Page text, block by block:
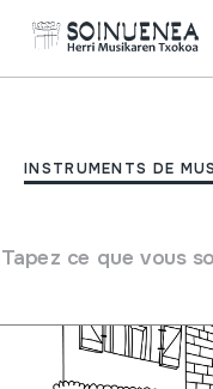
INSTRUMENTS DE
Tapez ce que vous
Entrées
Entrées